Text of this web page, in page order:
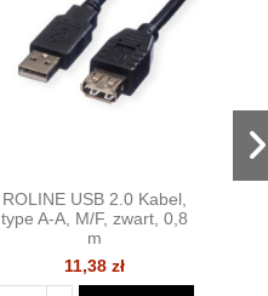
ROLINE USB 2.0 Kabel,
type A-A, M/F, zwart, 0,8
m
11,38 zł